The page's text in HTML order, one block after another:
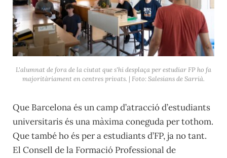
L'alumnat de fora de la ciutat que s'hi desplaça per estudiar FP ho fa
majoritàriament en centres privats. | Foto: Salesians de Sarrià.
Que Barcelona és un camp d’atracció d’estudiants
universitaris és una màxima coneguda per tothom.
Que també ho és per a estudiants d’FP, ja no tant.
El Consell de la Formació Professional de